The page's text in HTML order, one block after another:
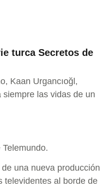
turca Secretos de
Kaan Urgancıoğl,
las vidas de un
una nueva producción
televidentes al borde de